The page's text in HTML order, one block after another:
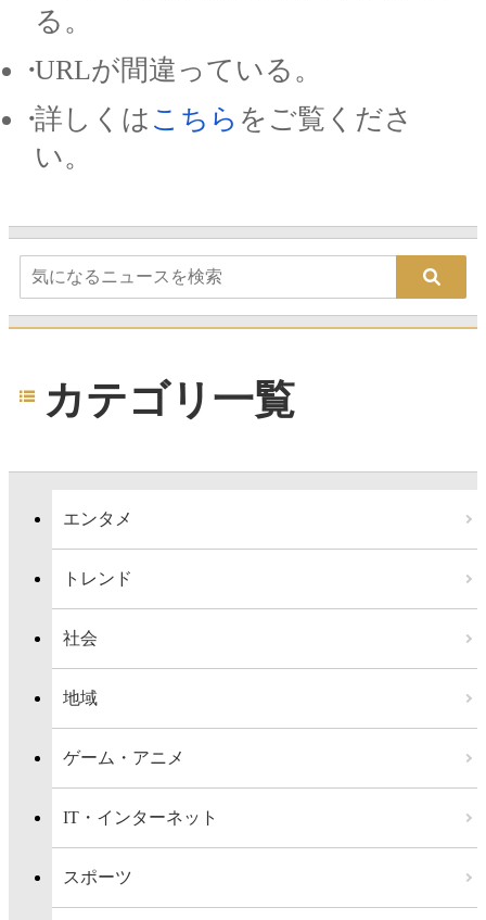
る。
URLが間違っている。
詳しくは こちら をご覧くださ
い。
カテゴリ一覧
エンタメ
トレンド
社会
地域
ゲーム・アニメ
IT・インターネット
スポーツ